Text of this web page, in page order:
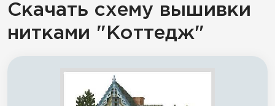
Скачать схему вышивки
нитками "Коттедж"